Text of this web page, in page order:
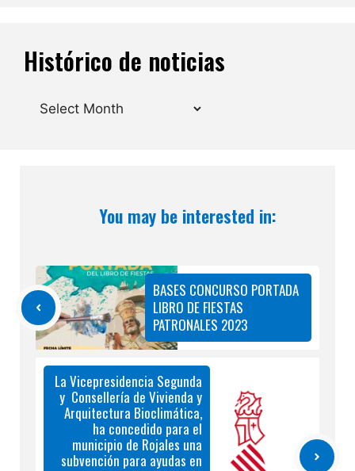
Histórico de noticias
Archives
You may be interested in:
BASES CONCURSO PORTADA
LIBRO DE FIESTAS
PATRONALES 2023
La Vicepresidencia Segunda
y Consellería de Vivienda y
Arquitectura Bioclimática,
ha concedido para el
municipio de Rojales una
subvención para ayudas en